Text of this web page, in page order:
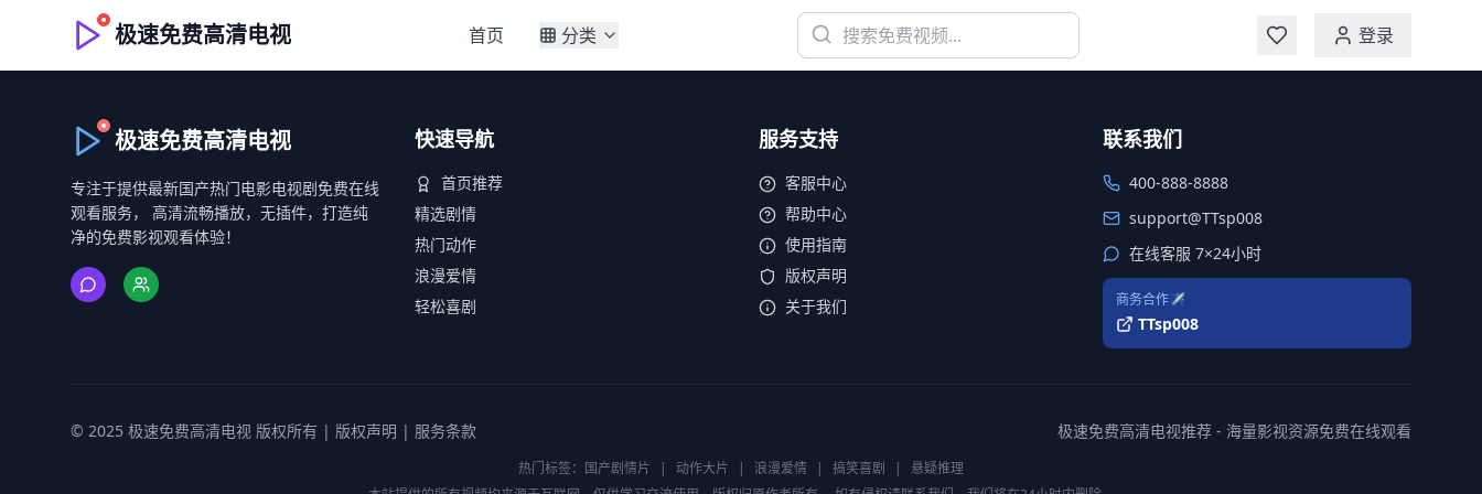
极速免费高清电视 首页 分类 登录
极速免费高清电视
专注于提供最新国产热门电影电视剧免费在线
观看服务， 高清流畅播放，无插件，打造纯
净的免费影视观看体验！
快速导航
首页推荐
精选剧情
热门动作
浪漫爱情
轻松喜剧
服务支持
客服中心
帮助中心
使用指南
版权声明
关于我们
联系我们
400-888-8888
support@TTsp008
在线客服 7×24小时
商务合作✈️
TTsp008
© 2025 极速免费高清电视 版权所有 | 版权声明 | 服务条款 极速免费高清电视推荐 - 海量影视资源免费在线观看
热门标签： 国产剧情片 | 动作大片 | 浪漫爱情 | 搞笑喜剧 |
悬疑推理